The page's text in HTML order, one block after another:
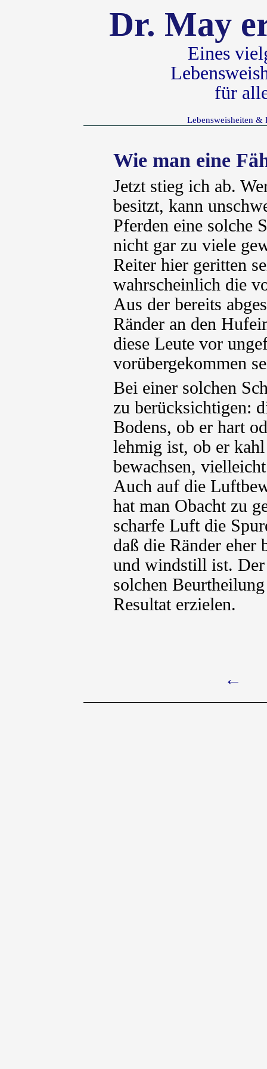
Dr. May
Eines
für
Lebensweisheiten &
Wie man eine
Jetzt stieg ich ab.
besitzt, kann
Pferden eine solche
nicht gar zu viele
Reiter hier geritten
wahrscheinlich die
Aus der bereits
Ränder an den
diese Leute vor
vorübergekommen
Bei einer solchen
zu berücksichtigen:
Bodens, ob er hart
lehmig ist, ob er
bewachsen,
Auch auf die
hat man Obacht zu
scharfe Luft die
daß die Ränder eher
und windstill ist. Der
solchen
Resultat erzielen.
←